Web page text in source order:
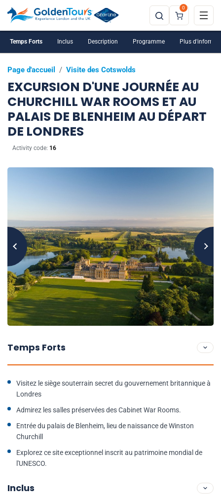
0
Page d'accueil / Visite des Cotswolds
EXCURSION D'UNE JOURNÉE AU
CHURCHILL WAR ROOMS ET AU
PALAIS DE BLENHEIM AU DÉPART
DE LONDRES
Activity code: 16
Temps Forts Inclus Description Programme Plus
Temps Forts
Visitez le siège souterrain secret du gouvernement britannique à
Londres
Admirez les salles préservées des Cabinet War Rooms.
Entrée du palais de Blenheim, lieu de naissance de Winston
Churchill
Explorez ce site exceptionnel inscrit au patrimoine mondial de
l'UNESCO.
Inclus